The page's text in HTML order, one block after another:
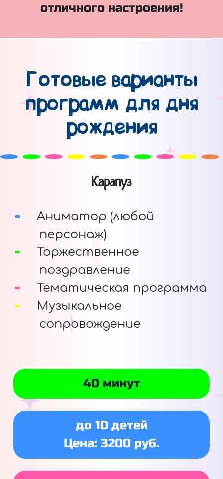
отличного настроения!
Готовые варианты
программ для дня
рождения
Карапуз
Аниматор (любой
персонаж)
Торжественное
поздравление
Тематическая программа
Музыкальное
сопровождение
40 минут
до 10 детей
Цена: 3200 руб.